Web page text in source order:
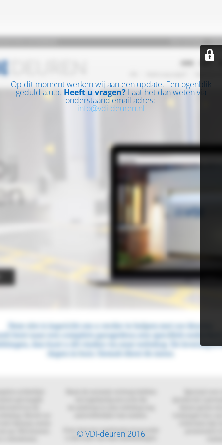
Op dit moment werken wij aan een update. Een ogenblik
geduld a.u.b. Heeft u vragen? Laat het dan weten via
onderstaand email adres:
info@vdi-deuren.nl
© VDI-deuren 2016